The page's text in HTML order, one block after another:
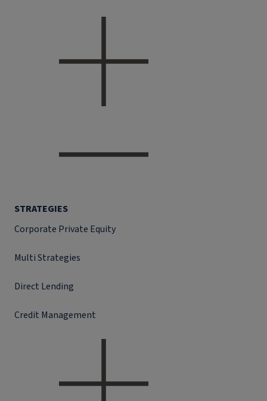
STRATEGIES
Corporate Private Equity
Multi Strategies
Direct Lending
Credit Management